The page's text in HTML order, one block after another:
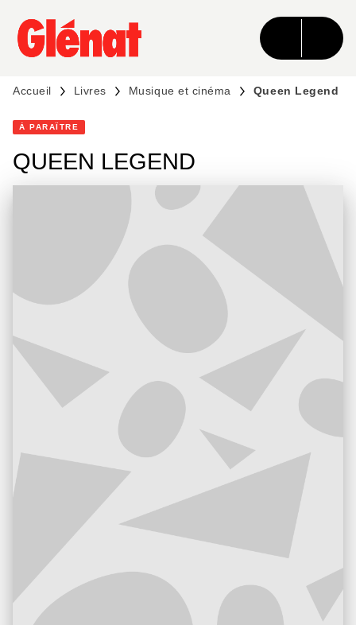
MENU RECHERCHE CONTENU
PIED DE PAGE
Accueil Livres Musique et cinéma Queen Legend
À PARAÎTRE
QUEEN LEGEND